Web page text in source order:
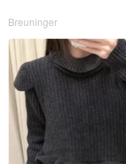
Breuninger